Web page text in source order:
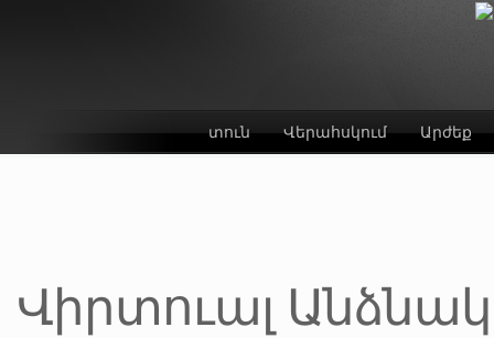
տուն Վերահսկում Արժեք
Վիրտուալ